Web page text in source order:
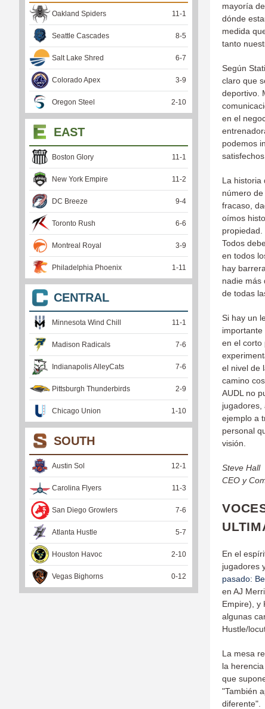
mayoría
dónde
medida
tanto
Según
claro que
deportivo.
en el
podemos
La historia
número
fracaso,
oímos
Todos
en todos
hay
nadie más
de todas
Si hay un
en el corto
el nivel de
camino
AUDL no
jugadores,
ejemplo a
personal
visión.
Steve Hall
CEO y
En el
jugadores
pasado:
en AJ
Empire), y
algunas
Hustle/
La mesa
la
que
"También
diferente".
Oakland Spiders 11 -1
Seattle Cascades 8-5
Salt Lake Shred 6-7
Colorado Apex 3-9
Oregon Steel 2-10
EAST
Boston Glory 11 -1
New York Empire 11 -2
DC Breeze 9-4
Toronto Rush 6-6
Montreal Royal 3-9
Philadelphia Phoenix 1 -11
CENTRAL
Minnesota Wind Chill 11 -1
Madison Radicals 7-6
Indianapolis AlleyCats 7-6
Pittsburgh Thunderbirds 2-9
Chicago Union 1 -10
SOUTH
Austin Sol 12-1
Carolina Flyers 11 -3
San Diego Growlers 7-6
Atlanta Hustle 5-7
Houston Havoc 2-10
Vegas Bighorns 0-12